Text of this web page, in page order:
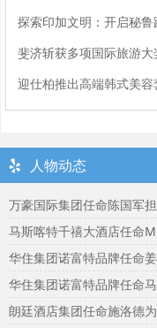
探索印加文明：开启秘
斐济斩获多项国际旅游
人物动态
万豪国际集团任命陈国军
马斯喀特千禧大酒店任命
华住集团诺富特品牌任命
朗廷酒店集团任命施洛德